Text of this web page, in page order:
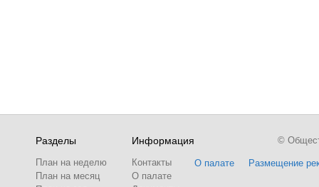
Разделы
План на неделю
План на месяц
Информация
Контакты
О палате
О палате Размещение
©